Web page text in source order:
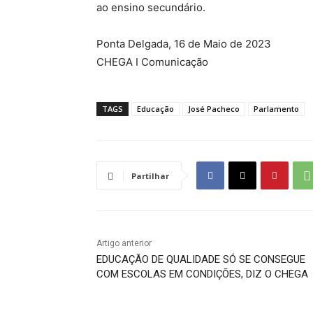
ao ensino secundário.
Ponta Delgada, 16 de Maio de 2023
CHEGA I Comunicação
TAGS Educação José Pacheco Parlamento
Partilhar
Artigo anterior
EDUCAÇÃO DE QUALIDADE SÓ SE CONSEGUE
COM ESCOLAS EM CONDIÇÕES, DIZ O CHEGA